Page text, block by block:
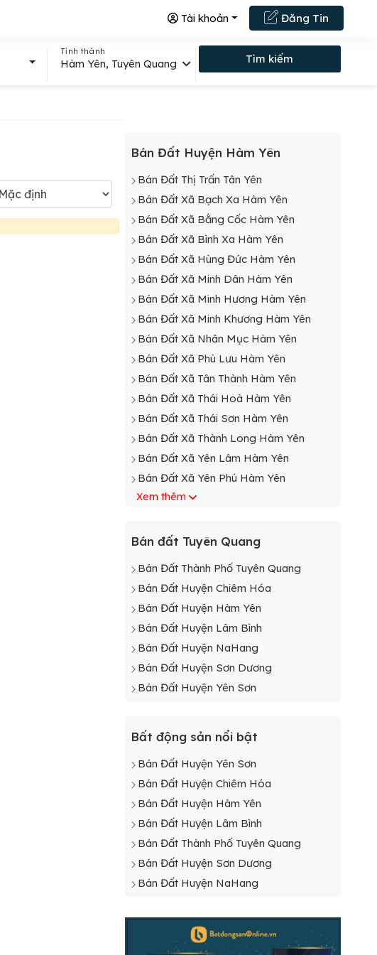
Đăng Tin
Tài khoản
Bán Đất Huyện Hàm Yên
Bán Đất Thị Trấn Tân Yên
Bán Đất Xã Bạch Xa Hàm Yên
Bán Đất Xã Bằng Cốc Hàm Yên
Bán Đất Xã Bình Xa Hàm Yên
Bán Đất Xã Hùng Đức Hàm Yên
Bán Đất Xã Minh Dân Hàm Yên
Bán Đất Xã Minh Hương Hàm Yên
Bán Đất Xã Minh Khương Hàm Yên
Bán Đất Xã Nhân Mục Hàm Yên
Bán Đất Xã Phù Lưu Hàm Yên
Bán Đất Xã Tân Thành Hàm Yên
Bán Đất Xã Thái Hoà Hàm Yên
Bán Đất Xã Thái Sơn Hàm Yên
Bán Đất Xã Thành Long Hàm Yên
Bán Đất Xã Yên Lâm Hàm Yên
Bán Đất Xã Yên Phú Hàm Yên
Bán Đất Xã Yên Thuận Hàm Yên
Xem thêm
Bán đất Tuyên Quang
Bán Đất Thành Phố Tuyên Quang
Bán Đất Huyện Chiêm Hóa
Bán Đất Huyện Hàm Yên
Bán Đất Huyện Lâm Bình
Bán Đất Huyện NaHang
Bán Đất Huyện Sơn Dương
Bán Đất Huyện Yên Sơn
Bất động sản nổi bật
Bán Đất Huyện Yên Sơn
Bán Đất Huyện Chiêm Hóa
Bán Đất Huyện Hàm Yên
Bán Đất Huyện Lâm Bình
Bán Đất Thành Phố Tuyên Quang
Bán Đất Huyện Sơn Dương
Bán Đất Huyện NaHang
Tỉnh thành
Hàm Yên, Tuyên Quang Tìm kiếm